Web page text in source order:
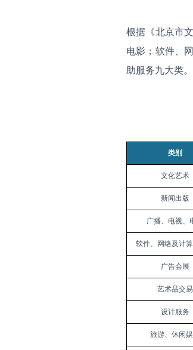
根据《北京市
电影；软件、
助服务九大类。
类别
文化艺术
新闻出版
广播、电视、
软件、网络及计
广告会展
艺术品交易
设计服务
旅游、休闲